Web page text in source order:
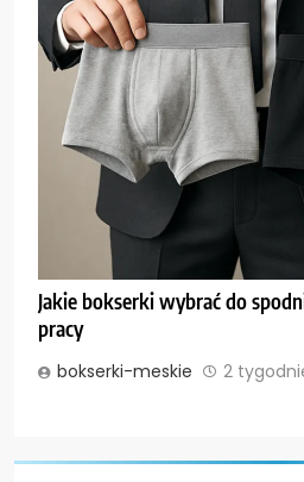
Jakie bokserki wybrać do
pracy
bokserki-meskie 2